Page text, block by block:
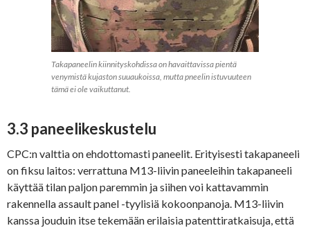
Takapaneelin kiinnityskohdissa on havaittavissa pientä
venymistä kujaston suuaukoissa, mutta pneelin istuvuuteen
tämä ei ole vaikuttanut.
3.3 paneelikeskustelu
CPC:n valttia on ehdottomasti paneelit. Erityisesti takapaneeli
on fiksu laitos: verrattuna M13-liivin paneeleihin takapaneeli
käyttää tilan paljon paremmin ja siihen voi kattavammin
rakennella assault panel -tyylisiä kokoonpanoja. M13-liivin
kanssa jouduin itse tekemään erilaisia patenttiratkaisuja, että